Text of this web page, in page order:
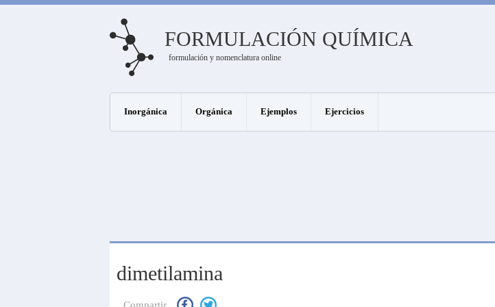
FORMULACIÓN QUÍMICA
formulación y nomenclatura online
Inorgánica Orgánica Ejemplos Ejercicios
dimetilamina